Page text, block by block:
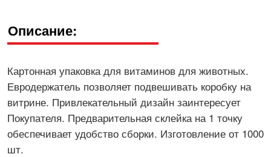
Описание:
Картонная упаковка для витаминов для животных.
Евродержатель позволяет подвешивать коробку на
витрине. Привлекательный дизайн заинтересует
Покупателя. Предварительная склейка на 1 точку
обеспечивает удобство сборки. Изготовление от 1000
шт.